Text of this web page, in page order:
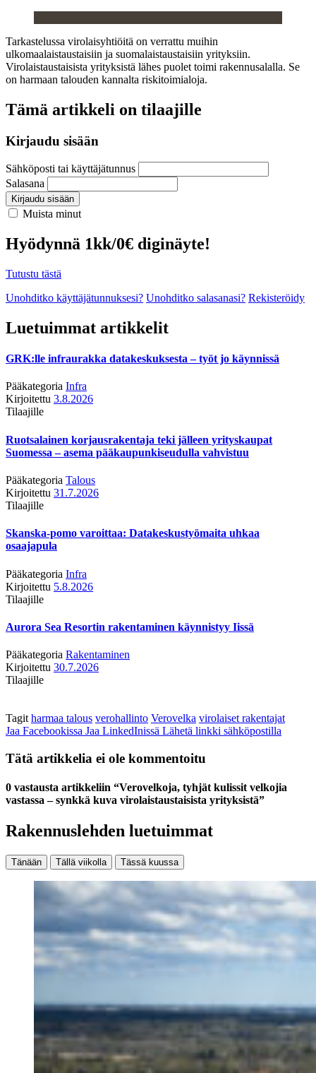
Tarkastelussa virolaisyhtiöitä on verrattu muihin
ulkomaalaistaustaisiin ja suomalaistaustaisiin yrityksiin.
Virolaistaustaisista yrityksistä lähes puolet toimi rakennusalalla. Se
on harmaan talouden kannalta riskitoimialoja.
Tämä artikkeli on tilaajille
Kirjaudu sisään
Sähköposti tai käyttäjätunnus
Salasana
Kirjaudu sisään
Muista minut
Hyödynnä 1kk/0€ diginäyte!
Tutustu tästä
Unohditko käyttäjätunnuksesi? Unohditko salasanasi? Rekisteröidy
Luetuimmat artikkelit
GRK:lle infraurakka datakeskuksesta – työt jo käynnissä
Pääkategoria Infra
Kirjoitettu 3.8.2026
Tilaajille
Ruotsalainen korjausrakentaja teki jälleen yrityskaupat
Suomessa – asema pääkaupunkiseudulla vahvistuu
Pääkategoria Talous
Kirjoitettu 31.7.2026
Tilaajille
Skanska-pomo varoittaa: Datakeskustyömaita uhkaa
osaajapula
Pääkategoria Infra
Kirjoitettu 5.8.2026
Tilaajille
Aurora Sea Resortin rakentaminen käynnistyy Iissä
Pääkategoria Rakentaminen
Kirjoitettu 30.7.2026
Tilaajille
Tagit harmaa talous verohallinto Verovelka virolaiset rakentajat
Jaa Facebookissa Jaa LinkedInissä Lähetä linkki sähköpostilla
Tätä artikkelia ei ole kommentoitu
0 vastausta artikkeliin “Verovelkoja, tyhjät kulissit velkojia
vastassa – synkkä kuva virolaistaustaisista yrityksistä”
Rakennuslehden luetuimmat
Tänään Tällä viikolla Tässä kuussa